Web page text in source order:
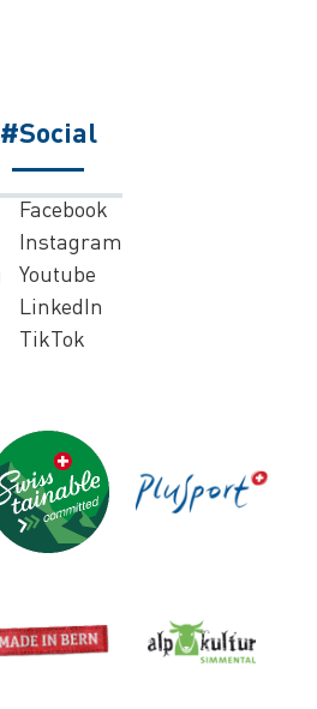
#Social
Facebook
Instagram
Youtube
LinkedIn
TikTok